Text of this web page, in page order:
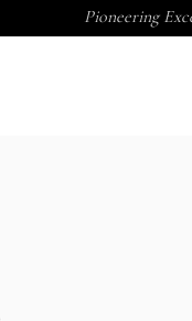
Pioneering